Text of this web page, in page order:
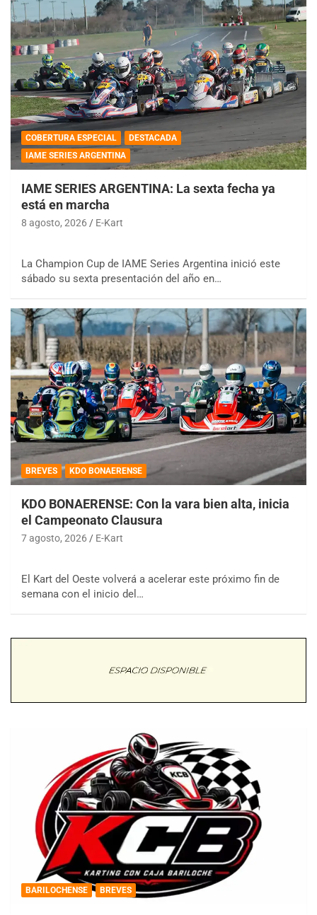
COBERTURA ESPECIAL
DESTACADA
IAME SERIES ARGENTINA
IAME SERIES ARGENTINA: La sexta fecha ya
está en marcha
8 agosto, 2026 E-Kart
La Champion Cup de IAME Series Argentina inició este
sábado su sexta presentación del año en…
BREVES KDO BONAERENSE
KDO BONAERENSE: Con la vara bien alta, inicia
el Campeonato Clausura
7 agosto, 2026 E-Kart
El Kart del Oeste volverá a acelerar este próximo fin de
semana con el inicio del…
BARILOCHENSE BREVES